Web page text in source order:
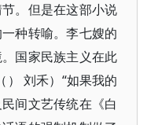
。但是在这部小说
种转喻。李七嫂的
国家民族主义在此
） 刘禾）“如果我的
间文艺传统在《白